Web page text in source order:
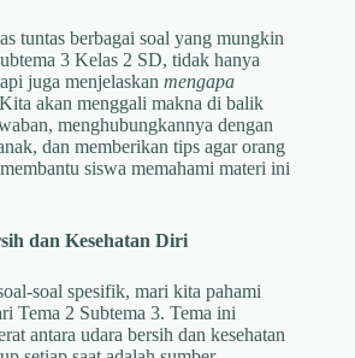
tuntas berbagai soal yang mungkin
3 Kelas 2 SD, tidak hanya
juga menjelaskan mengapa
akan menggali makna di balik
menghubungkannya dengan
dan memberikan tips agar orang
siswa memahami materi ini
dan Kesehatan Diri
soal spesifik, mari kita pahami
Tema 2 Subtema 3. Tema ini
antara udara bersih dan kesehatan